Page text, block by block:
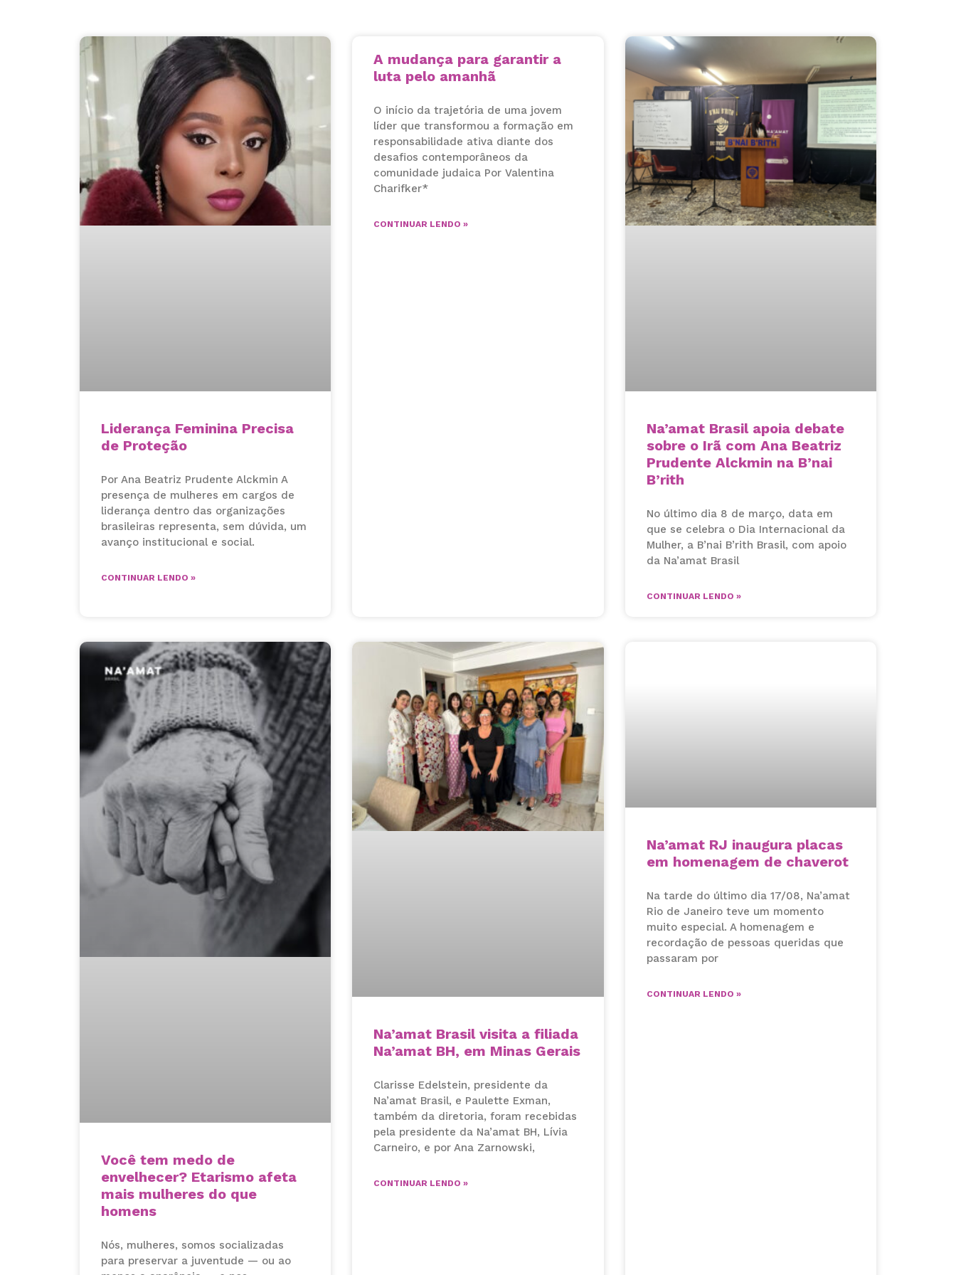
Liderança Feminina Precisa
de Proteção
Por Ana Beatriz Prudente Alckmin A
presença de mulheres em cargos de
liderança dentro das organizações
brasileiras representa, sem dúvida, um
avanço institucional e social.
CONTINUAR LENDO »
A mudança para garantir a
luta pelo amanhã
O início da trajetória de uma jovem
líder que transformou a formação em
responsabilidade ativa diante dos
desafios contemporâneos da
comunidade judaica Por Valentina
Charifker*
CONTINUAR LENDO »
Na’amat Brasil apoia debate
sobre o Irã com Ana Beatriz
Prudente Alckmin na B’nai
B’rith
No último dia 8 de março, data em
que se celebra o Dia Internacional da
Mulher, a B’nai B’rith Brasil, com apoio
da Na’amat Brasil
CONTINUAR LENDO »
Você tem medo de
envelhecer? Etarismo afeta
mais mulheres do que
homens
Nós, mulheres, somos socializadas
para preservar a juventude — ou ao
Na’amat Brasil visita a filiada
Na’amat BH, em Minas Gerais
Clarisse Edelstein, presidente da
Na’amat Brasil, e Paulette Exman,
também da diretoria, foram recebidas
pela presidente da Na’amat BH, Lívia
Carneiro, e por Ana Zarnowski,
CONTINUAR LENDO »
Na’amat RJ inaugura placas
em homenagem de chaverot
Na tarde do último dia 17/08, Na’amat
Rio de Janeiro teve um momento
muito especial. A homenagem e
recordação de pessoas queridas que
passaram por
CONTINUAR LENDO »